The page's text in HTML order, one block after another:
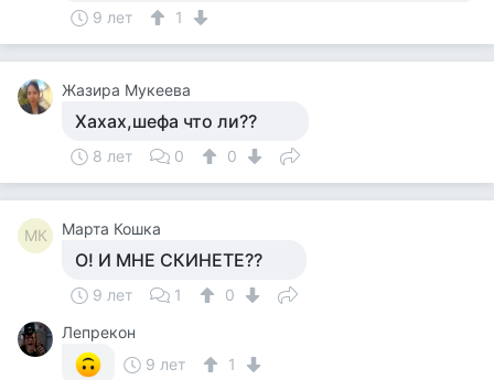
9 лет 1
Жазира Мукеева
Хахах,шефа что ли??
8 лет 0 0
МК Марта Кошка
О! И МНЕ СКИНЕТЕ??
9 лет 1
0
Лепрекон
9 лет
1